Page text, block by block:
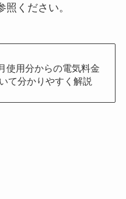
ください。
使用分からの電気料金
て分かりやすく解説